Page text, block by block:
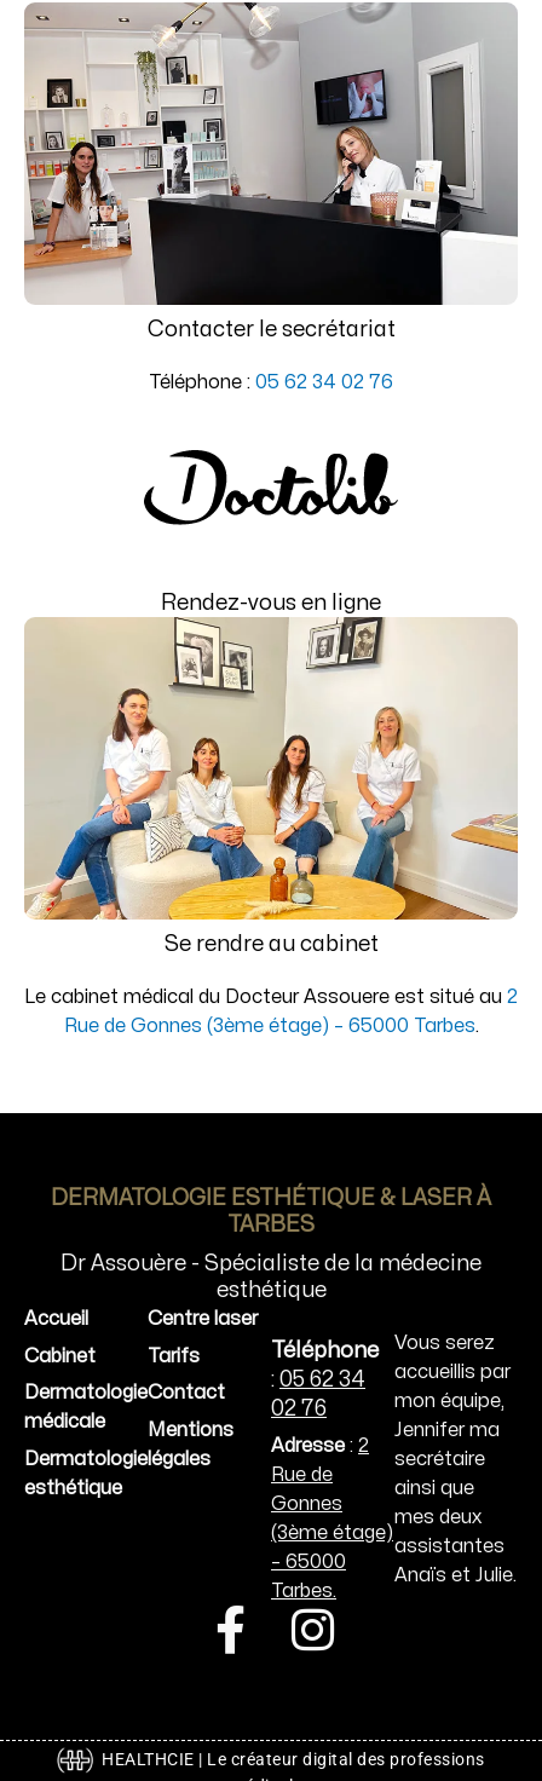
Contacter le secrétariat
Téléphone : 05 62 34 02 76
Rendez-vous en ligne
Se rendre au cabinet
Le cabinet médical du Docteur Assouere est situé au 2
Rue de Gonnes (3ème étage) – 65000 Tarbes.
DERMATOLOGIE ESTHÉTIQUE & LASER À
TARBES
Dr Assouère - Spécialiste de la médecine
esthétique
Accueil
Cabinet
Dermatologie
médicale
Dermatologie
esthétique
Centre laser
Tarifs
Contact
Mentions
légales
Téléphone
: 05 62 34
02 76
Adresse: 2
Rue de
Gonnes
(3ème étage)
– 65000
Tarbes.
Vous serez
accueillis par
mon équipe,
Jennifer ma
secrétaire
ainsi que
mes deux
assistantes
Anaïs et Julie.
F
c
I
s
HEALTHCIE | Le créateur digital des professions